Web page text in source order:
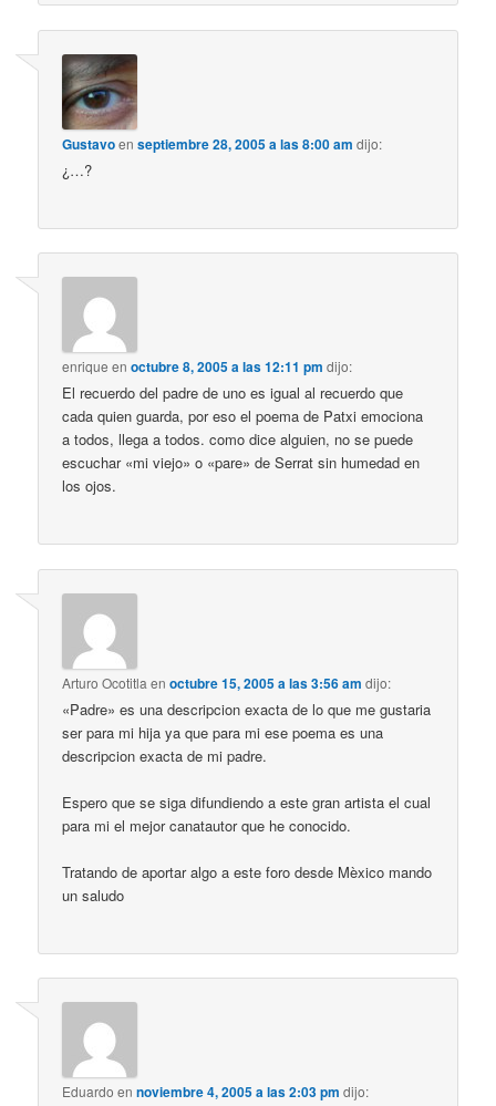
Gustavoenseptiembre 28, 2005 a las 8:00 am dijo:
¿…?
enrique enoctubre 8, 2005 a las 12:11 pm dijo:
El recuerdo del padre de uno es igual al recuerdo que
cada quien guarda, por eso el poema de Patxi emociona
a todos, llega a todos. como dice alguien, no se puede
escuchar «mi viejo» o «pare» de Serrat sin humedad en
los ojos.
Arturo Ocotitla enoctubre 15, 2005 a las 3:56 am dijo:
«Padre» es una descripcion exacta de lo que me gustaria
ser para mi hija ya que para mi ese poema es una
descripcion exacta de mi padre.
Espero que se siga difundiendo a este gran artista el cual
para mi el mejor canatautor que he conocido.
Tratando de aportar algo a este foro desde Mèxico mando
un saludo
Eduardo ennoviembre 4, 2005 a las 2:03 pm dijo: